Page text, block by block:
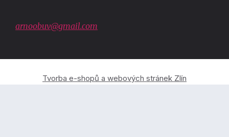
arnoobuv@gmail.com
Tvorba e-shopů a webových stránek Zlín